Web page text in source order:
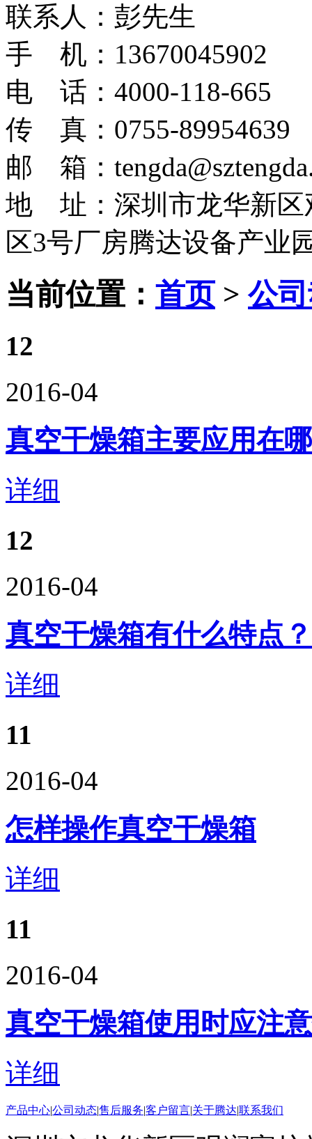
联系人：彭先生
手 机：13670045902
电 话：4000-118-665
传 真：0755-89954639
邮 箱：
地 址：深圳市龙华新区
区3号厂房腾达设备产业
当前位置： 首页>公
12
2016-04
真空干燥箱主要应用在
详细
12
2016-04
真空干燥箱有什么特点？
详细
11
2016-04
怎样操作真空干燥箱
详细
11
2016-04
真空干燥箱使用时应注
详细
产品中心|公司动态|售后服务|客户留言|关于腾达|联系我们